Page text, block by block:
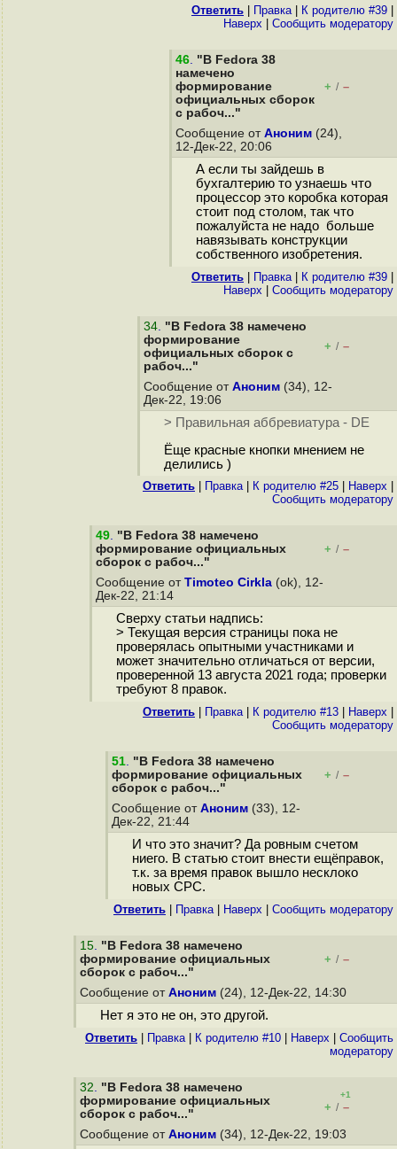
Ответить Правка| К родителю #39
Наверх
Cообщить модератору
46. "В Fedora 38
намечено
формирование
официальных сборок
с рабоч..."
+ / –
Сообщение от Аноним (24),
12-Дек-22, 20:06
А если ты зайдешь в
бухгалтерию то узнаешь что
процессор это коробка которая
стоит под столом, так что
пожалуйста не надо больше
навязывать конструкции
собственного изобретения.
Ответить Правка| К родителю #39
Наверх
Cообщить модератору
34. "В Fedora 38 намечено
формирование
официальных сборок с
рабоч..."
+ / –
Сообщение от Аноним (34), 12-
Дек-22, 19:06
> Правильная аббревиатура - DE
Ёще красные кнопки мнением не
делились )
Ответить Правка| К родителю #25 Наверх
Cообщить модератору
49. "В Fedora 38 намечено
формирование официальных
сборок с рабоч..."
+ / –
Сообщение от Timoteo Cirkla (ok), 12-
Дек-22, 21:14
Сверху статьи надпись:
> Текущая версия страницы пока не
проверялась опытными участниками и
может значительно отличаться от версии,
проверенной 13 августа 2021 года; проверки
требуют 8 правок.
Ответить Правка| К родителю #13 Наверх
Cообщить модератору
51. "В Fedora 38 намечено
формирование официальных
сборок с рабоч..."
+ / –
Сообщение от Аноним (33), 12-
Дек-22, 21:44
И что это значит? Да ровным счетом
ниего. В статью стоит внести ещёправок,
т.к. за время правок вышло несклоко
новых СРС.
Ответить Правка| Наверх Cообщить модератору
15. "В Fedora 38 намечено
формирование официальных
сборок с рабоч..."
+ / –
Сообщение от Аноним (24), 12-Дек-22, 14:30
Нет я это не он, это другой.
Ответить Правка| К родителю #10 Наверх
Cообщить
модератору
32. "В Fedora 38 намечено
формирование официальных
сборок с рабоч..."
+1
+ / –
Сообщение от Аноним (34), 12-Дек-22, 19:03